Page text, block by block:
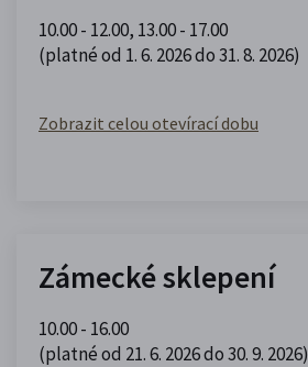
10.00 - 12.00, 13.00 - 17.00
(platné od 1. 6. 2026 do 31. 8. 2026)
Zobrazit celou otevírací dobu
Zámecké sklepení
10.00 - 16.00
(platné od 21. 6. 2026 do 30. 9. 2026)